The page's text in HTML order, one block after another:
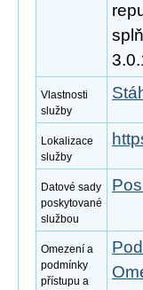
Vlastnosti
služby
Lokalizace
služby
Datové sady
poskytované
službou
Omezení a
podmínky
přístupu a